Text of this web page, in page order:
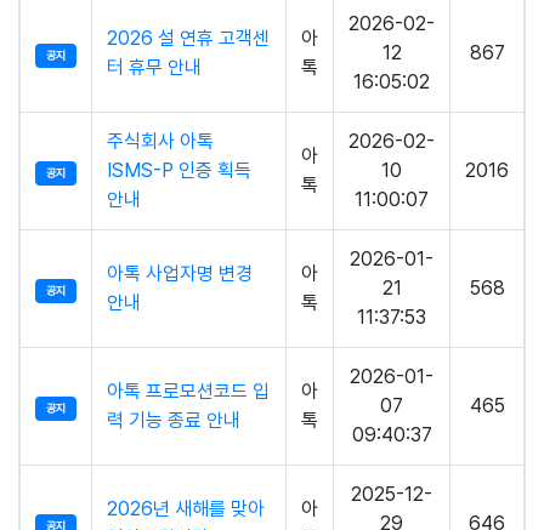
공지
2026 설 연휴 고객센
터 휴무 안내
아
톡
2026-02-
12
16:05:02
867
공지
주식회사 아톡
ISMS-P 인증 획득
안내
아
톡
2026-02-
10
11:00:07
2016
공지
아톡 사업자명 변경
안내
아
톡
2026-01-
21
11:37:53
568
공지
아톡 프로모션코드 입
력 기능 종료 안내
아
톡
2026-01-
07
09:40:37
465
공지
2026년 새해를 맞아
아
2025-12-
29
646